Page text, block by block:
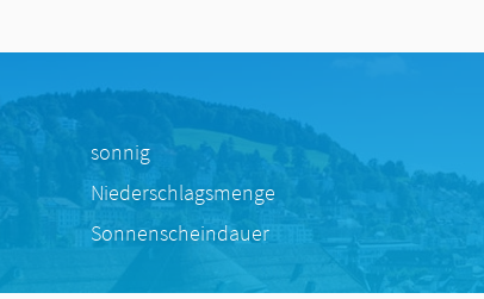
sonnig
Niederschlagsmenge
Sonnenscheindauer